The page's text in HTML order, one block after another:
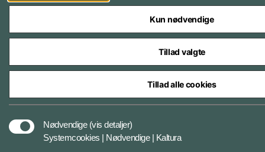
Kun nødvendige
Tillad valgte
Tillad alle cookies
Nødvendige (vis detaljer)
Systemcookies | Nødvendige | Kaltura